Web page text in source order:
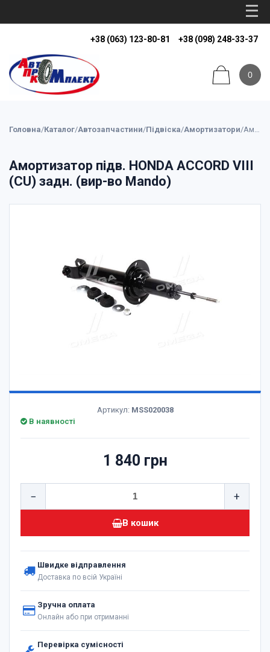
+38 (063) 123-80-81 +38 (098) 248-33-37
0
Головна/Каталог/Автозапчастини/Підвіска/Амортизатори/ Амортизатор підв. HONDA ACCORD VIII (CU) задн. (вир-во Mando)
Амортизатор підв. HONDA ACCORD VIII
(CU) задн. (вир-во Mando)
Артикул: MSS020038
В наявності
1 840 грн
− +
В кошик
Швидке відправлення
Доставка по всій Україні
Зручна оплата
Онлайн або при отриманні
Перевірка сумісності